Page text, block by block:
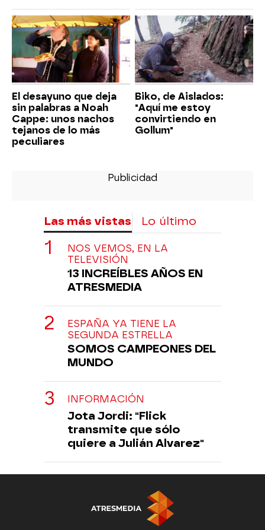
El desayuno que deja
sin palabras a Noah
Cappe: unos nachos
tejanos de lo más
peculiares
Biko, de Aislados:
"Aquí me estoy
convirtiendo en
Gollum"
Las más vistas Lo último
NOS VEMOS, EN LA
TELEVISIÓN
13 INCREÍBLES AÑOS EN
ATRESMEDIA
ESPAÑA YA TIENE LA
SEGUNDA ESTRELLA
SOMOS CAMPEONES DEL
MUNDO
INFORMACIÓN
Jota Jordi: "Flick
transmite que sólo
quiere a Julián Alvarez"